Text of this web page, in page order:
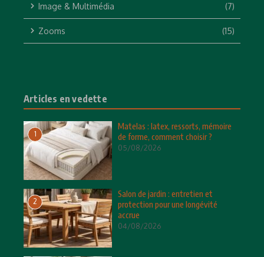
Image & Multimédia (7)
Zooms (15)
Articles en vedette
1
Matelas : latex, ressorts, mémoire
de forme, comment choisir ?
05/08/2026
2
Salon de jardin : entretien et
protection pour une longévité
accrue
04/08/2026